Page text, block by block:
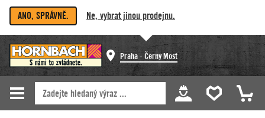
ANO, SPRÁVNĚ. Ne, vybrat jinou prodejnu.
Praha - Černý Most